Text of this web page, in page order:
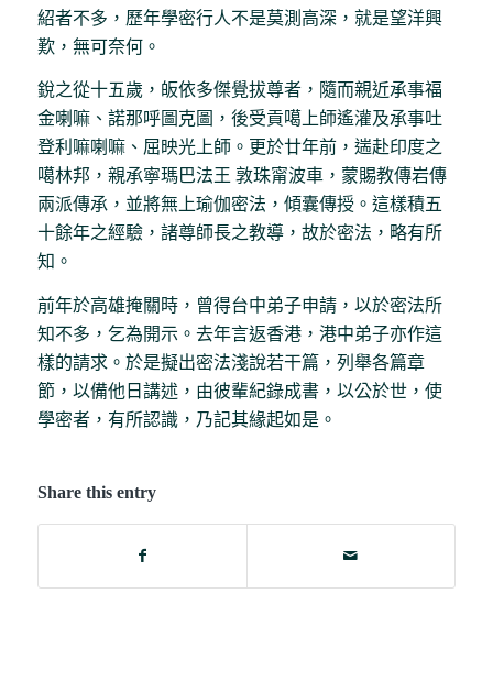
紹者不多，歷年學密行人不是莫測高深，就是望洋興
歎，無可奈何。
銳之從十五歲，皈依多傑覺拔尊者，隨而親近承事福
金喇嘛、諾那呼圖克圖，後受貢噶上師遙灌及承事吐
登利嘛喇嘛、屈映光上師。更於廿年前，遄赴印度之
噶林邦，親承寧瑪巴法王 敦珠甯波車，蒙賜教傳岩傳
兩派傳承，並將無上瑜伽密法，傾囊傳授。這樣積五
十餘年之經驗，諸尊師長之教導，故於密法，略有所
知。
前年於高雄掩關時，曾得台中弟子申請，以於密法所
知不多，乞為開示。去年言返香港，港中弟子亦作這
樣的請求。於是擬出密法淺說若干篇，列舉各篇章
節，以備他日講述，由彼輩紀錄成書，以公於世，使
學密者，有所認識，乃記其緣起如是。
Share this entry